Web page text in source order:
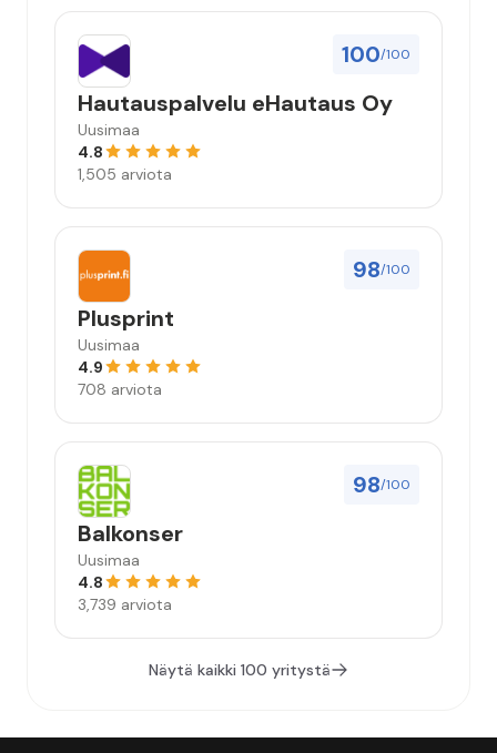
100/100
Hautauspalvelu eHautaus Oy
Uusimaa
4.8
1,505 arviota
98/100
Plusprint
Uusimaa
4.9
708 arviota
98/100
Balkonser
Uusimaa
4.8
3,739 arviota
Näytä kaikki 100 yritystä